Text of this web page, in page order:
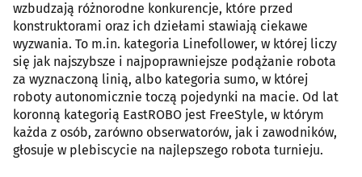
wzbudzają różnorodne konkurencje, które przed
konstruktorami oraz ich dziełami stawiają ciekawe
wyzwania. To m.in. kategoria Linefollower, w której liczy
się jak najszybsze i najpoprawniejsze podążanie robota
za wyznaczoną linią, albo kategoria sumo, w której
roboty autonomicznie toczą pojedynki na macie. Od lat
koronną kategorią EastROBO jest FreeStyle, w którym
każda z osób, zarówno obserwatorów, jak i zawodników,
głosuje w plebiscycie na najlepszego robota turnieju.